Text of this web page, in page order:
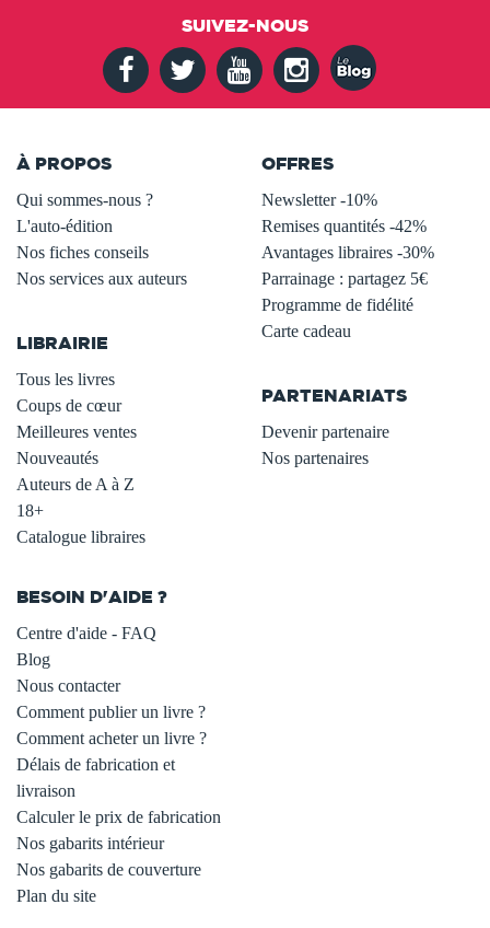
SUIVEZ-NOUS
À PROPOS
Qui sommes-nous ?
L'auto-édition
Nos fiches conseils
Nos services aux auteurs
LIBRAIRIE
Tous les livres
Coups de cœur
Meilleures ventes
Nouveautés
Auteurs de A à Z
18+
Catalogue libraires
OFFRES
Newsletter -10%
Remises quantités -42%
Avantages libraires -30%
Parrainage : partagez 5€
Programme de fidélité
Carte cadeau
PARTENARIATS
Devenir partenaire
Nos partenaires
BESOIN D'AIDE ?
Centre d'aide - FAQ
Blog
Nous contacter
Comment publier un livre ?
Comment acheter un livre ?
Délais de fabrication et
livraison
Calculer le prix de fabrication
Nos gabarits intérieur
Nos gabarits de couverture
Plan du site